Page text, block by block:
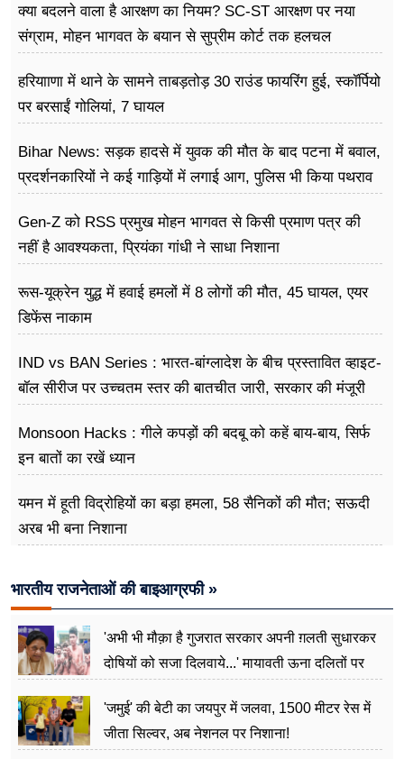
क्या बदलने वाला है आरक्षण का नियम? SC-ST आरक्षण पर नया
संग्राम, मोहन भागवत के बयान से सुप्रीम कोर्ट तक हलचल
हरियााणा में थाने के सामने ताबड़तोड़ 30 राउंड फायरिंग हुई, स्कॉर्पियो
पर बरसाईं गोलियां, 7 घायल
Bihar News: सड़क हादसे में युवक की मौत के बाद पटना में बवाल,
प्रदर्शनकारियों ने कई गाड़ियों में लगाई आग, पुलिस भी किया पथराव
Gen-Z को RSS प्रमुख मोहन भागवत से किसी प्रमाण पत्र की
नहीं है आवश्यकता, प्रियंका गांधी ने साधा निशाना
रूस-यूक्रेन युद्ध में हवाई हमलों में 8 लोगों की मौत, 45 घायल, एयर
डिफेंस नाकाम
IND vs BAN Series : भारत-बांग्लादेश के बीच प्रस्तावित व्हाइट-
बॉल सीरीज पर उच्चतम स्तर की बातचीत जारी, सरकार की मंजूरी
Monsoon Hacks : गीले कपड़ों की बदबू को कहें बाय-बाय, सिर्फ
इन बातों का रखें ध्यान
यमन में हूती विद्रोहियों का बड़ा हमला, 58 सैनिकों की मौत; सऊदी
अरब भी बना निशाना
भारतीय राजनेताओं की बाइआग्रफी »
'अभी भी मौक़ा है गुजरात सरकार अपनी ग़लती सुधारकर
दोषियों को सजा दिलवाये...' मायावती ऊना दलितों पर
'जमुई' की बेटी का जयपुर में जलवा, 1500 मीटर रेस में
जीता सिल्वर, अब नेशनल पर निशाना!